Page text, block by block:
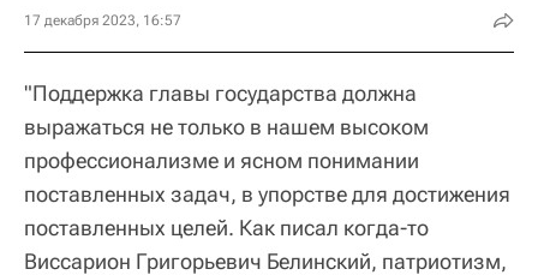
17 декабря 2023, 16:57
"Поддержка главы государства должна
выражаться не только в нашем высоком
профессионализме и ясном понимании
поставленных задач, в упорстве для достижения
поставленных целей. Как писал когда-то
Виссарион Григорьевич Белинский, патриотизм,